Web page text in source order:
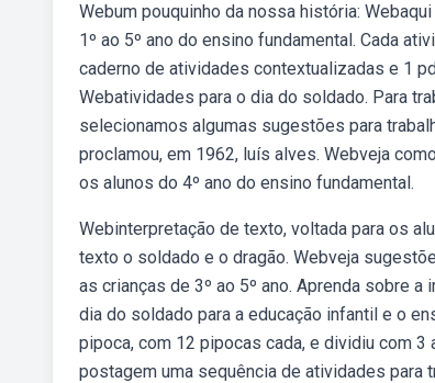
Webum pouquinho da nossa história:
1º ao 5º ano do ensino fundamental. Cada
caderno de atividades contextualizadas e 1
Webatividades para o dia do soldado. Para
selecionamos algumas sugestões para
proclamou, em 1962, luís alves. Webveja
os alunos do 4º ano do ensino fundamental.
Webinterpretação de texto, voltada para os
texto o soldado e o dragão. Webveja
as crianças de 3º ao 5º ano. Aprenda sobre
dia do soldado para a educação infantil e o
pipoca, com 12 pipocas cada, e dividiu com
postagem uma sequência de atividades para